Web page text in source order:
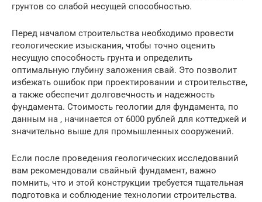
грунтов со слабой несущей способностью.
Перед началом строительства необходимо провести
геологические изыскания, чтобы точно оценить
несущую способность грунта и определить
оптимальную глубину заложения свай. Это позволит
избежать ошибок при проектировании и строительстве,
а также обеспечит долговечность и надежность
фундамента. Стоимость геологии для фундамента, по
данным на , начинается от 6000 рублей для коттеджей и
значительно выше для промышленных сооружений.
Если после проведения геологических исследований
вам рекомендовали свайный фундамент, важно
помнить, что и этой конструкции требуется тщательная
подготовка и соблюдение технологии строительства.